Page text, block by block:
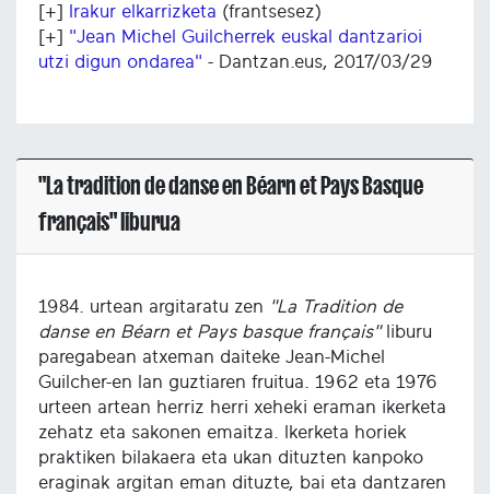
[+] Irakur elkarrizketa (frantsesez)
[+] "Jean Michel Guilcherrek euskal dantzarioi
utzi digun ondarea" - Dantzan.eus, 2017/03/29
"La tradition de danse en Béarn et Pays Basque
français" liburua
1984. urtean argitaratu zen "La Tradition de
danse en Béarn et Pays basque français"liburu
paregabean atxeman daiteke Jean-Michel
Guilcher-en lan guztiaren fruitua. 1962 eta 1976
urteen artean herriz herri xeheki eraman ikerketa
zehatz eta sakonen emaitza. Ikerketa horiek
praktiken bilakaera eta ukan dituzten kanpoko
eraginak argitan eman dituzte, bai eta dantzaren